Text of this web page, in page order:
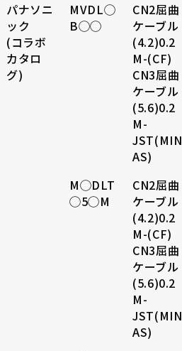
パナソニ
ック
(コラボ
カタロ
グ)
MVDL◯
B◯◯
CN2屈曲
ケーブル
(4.2)0.2
M-(CF)
CN3屈曲
ケーブル
(5.6)0.2
M-
JST(MIN
AS)
M◯DLT
◯5◯M
CN2屈曲
ケーブル
(4.2)0.2
M-(CF)
CN3屈曲
ケーブル
(5.6)0.2
M-
JST(MIN
AS)